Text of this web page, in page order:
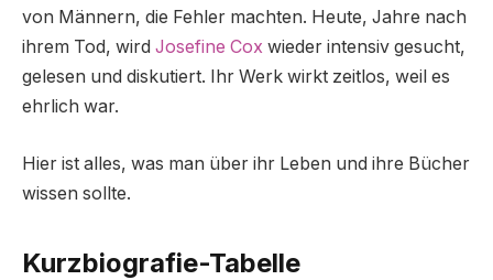
von Männern, die Fehler machten. Heute, Jahre nach
ihrem Tod, wird Josefine Cox wieder intensiv gesucht,
gelesen und diskutiert. Ihr Werk wirkt zeitlos, weil es
ehrlich war.
Hier ist alles, was man über ihr Leben und ihre Bücher
wissen sollte.
Kurzbiografie-Tabelle